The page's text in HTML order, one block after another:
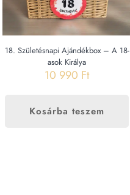
18. Születésnapi Ajándékbox – A 18-
asok Királya
10 990 Ft
Kosárba teszem